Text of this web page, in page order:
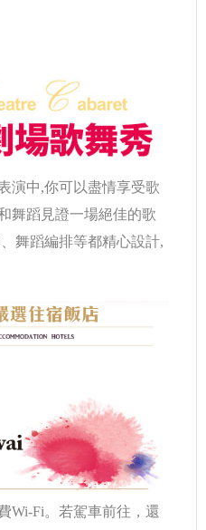
演中,你可以盡情享受歌
舞蹈見證一場絕佳的歌
舞蹈編排等都精心設計,
Wi-Fi。若駕車前往，還